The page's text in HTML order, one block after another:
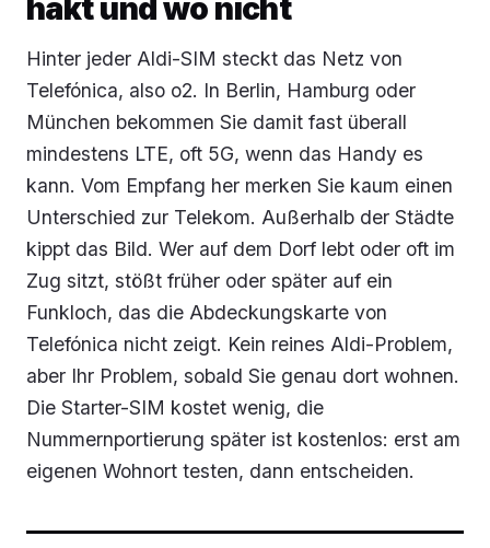
hakt und wo nicht
Hinter jeder Aldi-SIM steckt das Netz von
Telefónica, also o2. In Berlin, Hamburg oder
München bekommen Sie damit fast überall
mindestens LTE, oft 5G, wenn das Handy es
kann. Vom Empfang her merken Sie kaum einen
Unterschied zur Telekom. Außerhalb der Städte
kippt das Bild. Wer auf dem Dorf lebt oder oft im
Zug sitzt, stößt früher oder später auf ein
Funkloch, das die Abdeckungskarte von
Telefónica nicht zeigt. Kein reines Aldi-Problem,
aber Ihr Problem, sobald Sie genau dort wohnen.
Die Starter-SIM kostet wenig, die
Nummernportierung später ist kostenlos: erst am
eigenen Wohnort testen, dann entscheiden.